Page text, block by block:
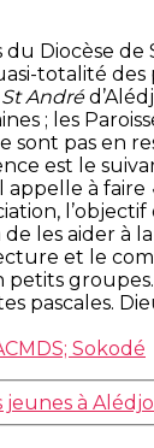
du Diocèse
totalité des
St André
; les
sont pas en
est le
appelle à faire
les aider à
et le
petits
pascales.
Sokodé
jeunes à Alédjo